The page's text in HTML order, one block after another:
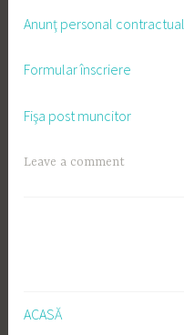
Anunţ personal contractual
Formular înscriere
Fişa post muncitor
Leave a comment
ACASĂ